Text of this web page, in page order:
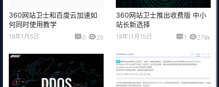
360网站卫士和百度云加速如
何同时使用教学
18年1月5日 0 20
360网站卫士推出收费版 中小
站长新选择
18年11月15日 1 278k